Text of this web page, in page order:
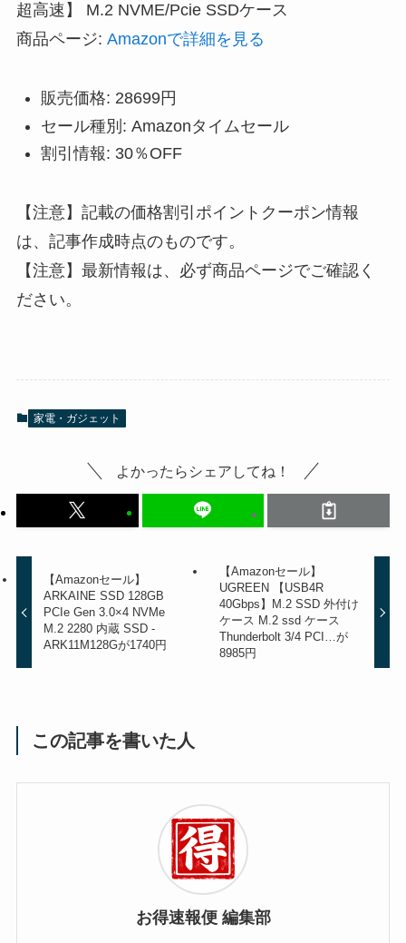
超高速】 M.2 NVME/Pcie SSDケース
商品ページ: Amazonで詳細を見る
販売価格: 28699円
セール種別: Amazonタイムセール
割引情報: 30％OFF
【注意】記載の価格割引ポイントクーポン情報
は、記事作成時点のものです。
【注意】最新情報は、必ず商品ページでご確認く
ださい。
家電・ガジェット
よかったらシェアしてね！
【Amazonセール】
ARKAINE SSD 128GB
PCIe Gen 3.0×4 NVMe
M.2 2280 内蔵 SSD -
ARK11M128Gが1740円
【Amazonセール】
UGREEN 【USB4R
40Gbps】M.2 SSD 外付け
ケース M.2 ssd ケース
Thunderbolt 3/4 PCI…が
8985円
この記事を書いた人
お得速報便 編集部